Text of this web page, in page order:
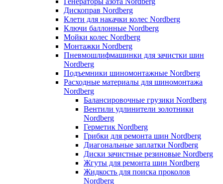
Дископрав Nordberg
Клети для накачки колес Nordberg
Ключи баллонные Nordberg
Мойки колес Nordberg
Монтажки Nordberg
Пневмошлифмашинки для зачистки шин
Nordberg
Подъемники шиномонтажные Nordberg
Расходные материалы для шиномонтажа
Nordberg
Балансировочные грузики Nordberg
Вентили удлинители золотники
Nordberg
Герметик Nordberg
Грибки для ремонта шин Nordberg
Диагональные заплатки Nordberg
Диски зачистные резиновые Nordberg
Жгуты для ремонта шин Nordberg
Жидкость для поиска проколов
Nordberg